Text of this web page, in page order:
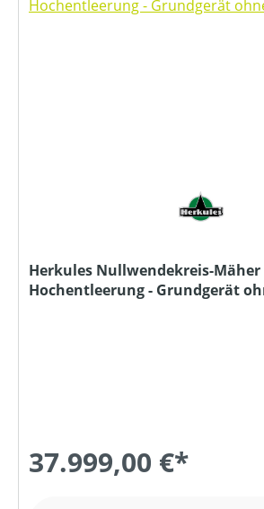
Herkules Nullwendekreis-Mäher
Hochentleerung - Grundgerät
37.999,00 €*